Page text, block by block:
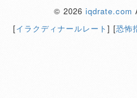
© 2026 iqdrate.com
[イラクディナールレート ] [恐怖